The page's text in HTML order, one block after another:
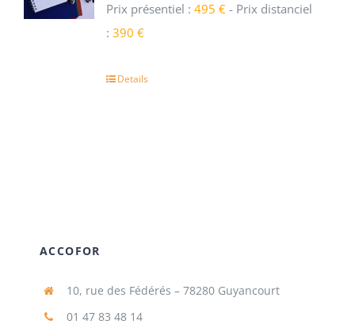
Prix présentiel : 495 € - Prix distanciel
: 390 €
Details
ACCOFOR
10, rue des Fédérés – 78280 Guyancourt
01 47 83 48 14